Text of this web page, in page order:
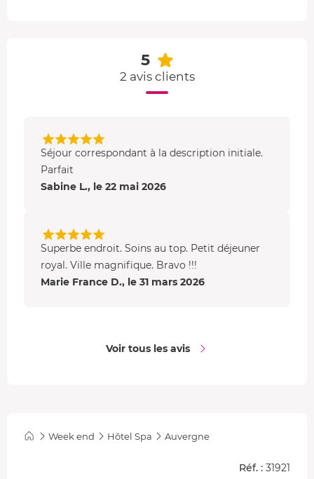
5
2 avis clients
Séjour correspondant à la description initiale.
Parfait
Sabine L., le 22 mai 2026
Superbe endroit. Soins au top. Petit déjeuner
royal. Ville magnifique. Bravo !!!
Marie France D., le 31 mars 2026
Voir tous les avis
Week end Hôtel Spa Auvergne
Réf. : 31921